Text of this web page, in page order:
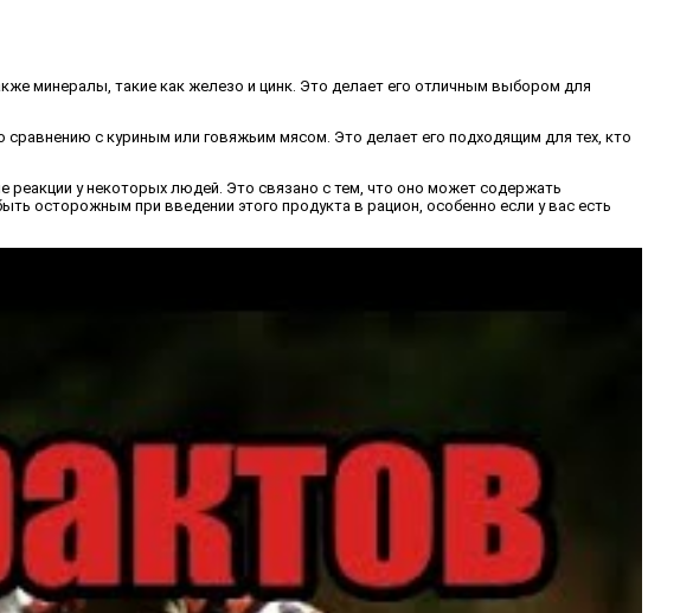
минералы, такие как железо и цинк. Это делает его отличным выбором для
с куриным или говяжьим мясом. Это делает его подходящим для тех, кто
у некоторых людей. Это связано с тем, что оно может содержать
осторожным при введении этого продукта в рацион, особенно если у вас есть